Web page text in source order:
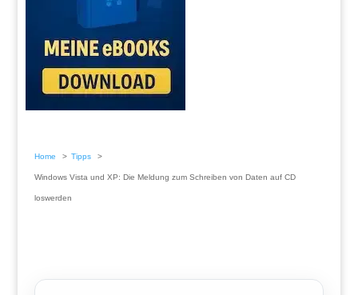
Home Tipps
Windows Vista und XP: Die Meldung zum Schreiben von Daten auf CD
loswerden